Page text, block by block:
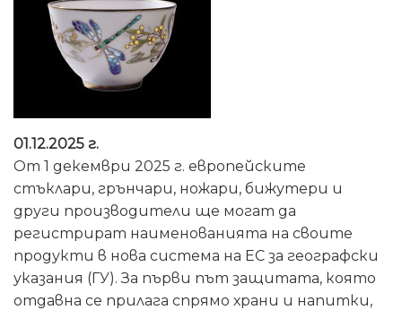
01.12.2025 г.
От 1 декември 2025 г. европейските
стъклари, грънчари, ножари, бижутери и
други производители ще могат да
регистрират наименованията на своите
продукти в нова система на ЕС за географски
указания (ГУ). За първи път защитата, която
отдавна се прилага спрямо храни и напитки,